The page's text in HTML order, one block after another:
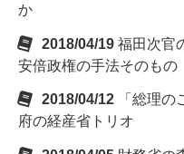
か
2018/04/19 福田次官
安倍政権の手法そのもの
2018/04/12
「総理
府の経産省トリオ